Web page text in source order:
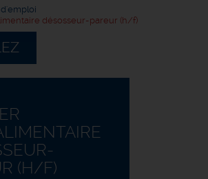
désosseur-pareur (h/f)
(H/F)